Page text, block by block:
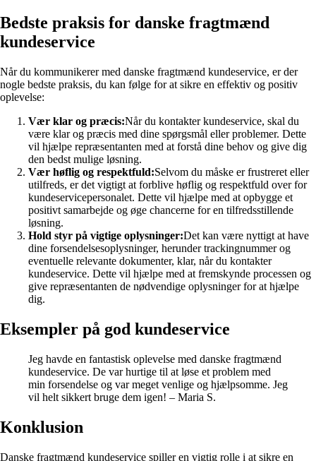
Bedste praksis for danske fragtmænd
kundeservice
Når du kommunikerer med danske fragtmænd kundeservice, er der
nogle bedste praksis, du kan følge for at sikre en effektiv og positiv
oplevelse:
Vær klar og præcis:Når du kontakter kundeservice, skal du
være klar og præcis med dine spørgsmål eller problemer. Dette
vil hjælpe repræsentanten med at forstå dine behov og give dig
den bedst mulige løsning.
Vær høflig og respektfuld:Selvom du måske er frustreret eller
utilfreds, er det vigtigt at forblive høflig og respektfuld over for
kundeservicepersonalet. Dette vil hjælpe med at opbygge et
positivt samarbejde og øge chancerne for en tilfredsstillende
løsning.
Hold styr på vigtige oplysninger:Det kan være nyttigt at have
dine forsendelsesoplysninger, herunder trackingnummer og
eventuelle relevante dokumenter, klar, når du kontakter
kundeservice. Dette vil hjælpe med at fremskynde processen og
give repræsentanten de nødvendige oplysninger for at hjælpe
dig.
Eksempler på god kundeservice
Jeg havde en fantastisk oplevelse med danske fragtmænd
kundeservice. De var hurtige til at løse et problem med
min forsendelse og var meget venlige og hjælpsomme. Jeg
vil helt sikkert bruge dem igen! – Maria S.
Konklusion
Danske fragtmænd kundeservice spiller en vigtig rolle i at sikre en